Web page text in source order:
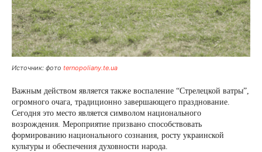
Источник: фото ternopoliany.te.ua
Важным действом является также воспаление “Стрелецкой ватры”,
огромного очага, традиционно завершающего празднование.
Сегодня это место является символом национального
возрождения. Мероприятие призвано способствовать
формированию национального сознания, росту украинской
культуры и обеспечения духовности народа.